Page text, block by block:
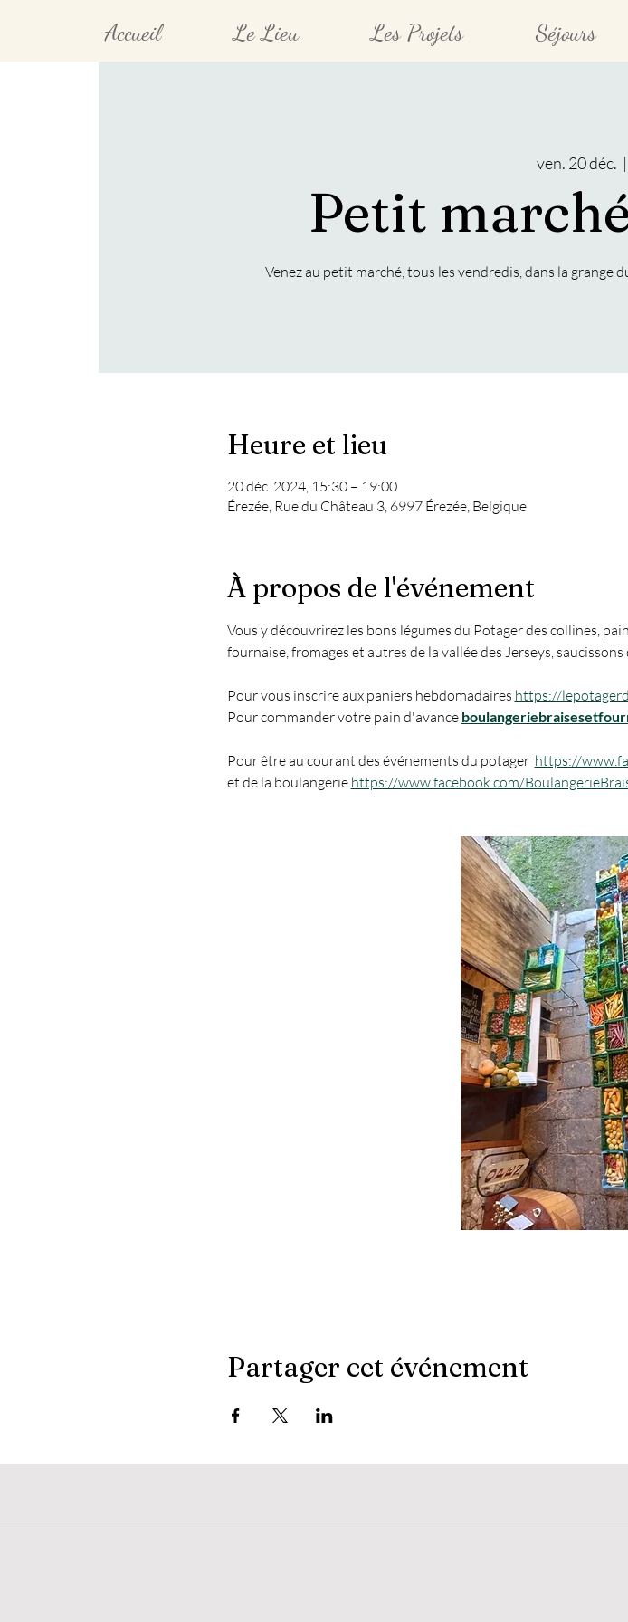
Accueil Le Lieu Les Projets Séjours
ven. 20 déc.
  |
Petit
Heure et lieu
20 déc. 2024, 15:30 – 19:00
Érezée, Rue du Château 3, 6997 Érezée, Belgique
À propos de l'événement
Vous y découvrirez les bons légumes du Potager des collines,
fournaise, fromages et autres de la vallée des Jerseys,
Pour vous inscrire aux paniers hebdomadaires https://
Pour commander votre pain d'avance
Pour être au courant des événements du potager https://
et de la boulangerie https://www.facebook.com/
Partager cet événement